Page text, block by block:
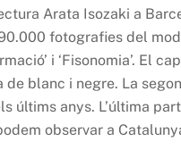
Arata Isozaki a
fotografies del
i ‘Fisonomia’. El
de blanc i negre. La
últims anys. L’última
observar a